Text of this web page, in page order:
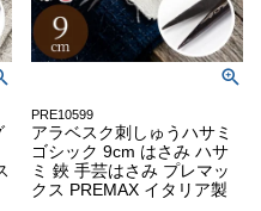
PRE10599
アラベスク刺しゅうハサミ
ゴシック 9cm はさみ ハサ
ミ 鋏 手芸はさみ プレマッ
クス PREMAX イタリア製